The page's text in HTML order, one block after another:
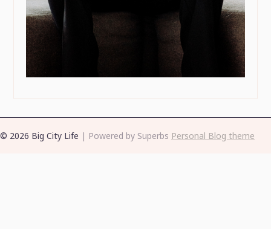
© 2026 Big City Life | Powered by Superbs Personal Blog theme